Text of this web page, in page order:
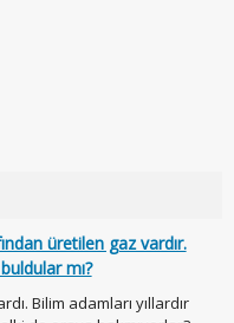
üretilen gaz vardır.
mı?
Bilim adamları yıllardır